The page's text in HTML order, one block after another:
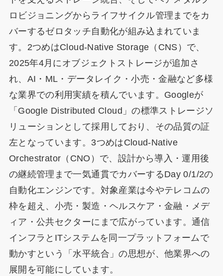
ロビジョニングからライフサイクル管理までをカ
バーするゼロタッチ自動化が組み込まれていま
す。2つめはCloud-Native Storage（CNS）で、
2025年4月にオブジェクトストレージが追加さ
れ、AI・ML・データレイク・小売・金融など多様
な業界での利用実績を積んでいます。Googleが
「Google Distributed Cloud」の標準ストレージソ
リューションとして採用しており、その品質の証
左となっています。3つめはCloud-Native
Orchestrator（CNO）で、設計から導入・運用後
の継続管理まで一気通貫でカバーするDay 0/1/2の
自動化エンジンです。対象産業は今やテレコムの
枠を超え、小売・製造・ヘルスケア・金融・メデ
ィア・公共セクターにまで広がっています。通信
インフラとITシステムを同一プラットフォームで
動かすという「水平統合」の思想が、他業界への
展開を可能にしています。